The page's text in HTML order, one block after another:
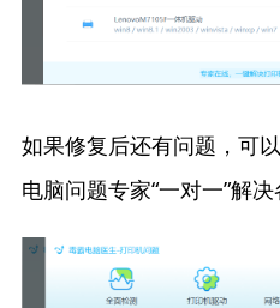
如果修复后还有问题，可
电脑问题专家“一对一”解